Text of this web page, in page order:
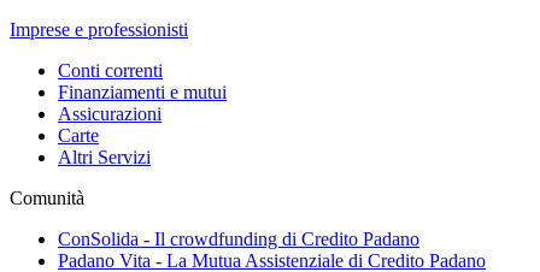
Imprese e professionisti
Conti correnti
Finanziamenti e mutui
Assicurazioni
Carte
Altri Servizi
Comunità
ConSolida - Il crowdfunding di Credito Padano
Padano Vita - La Mutua Assistenziale di Credito Padano